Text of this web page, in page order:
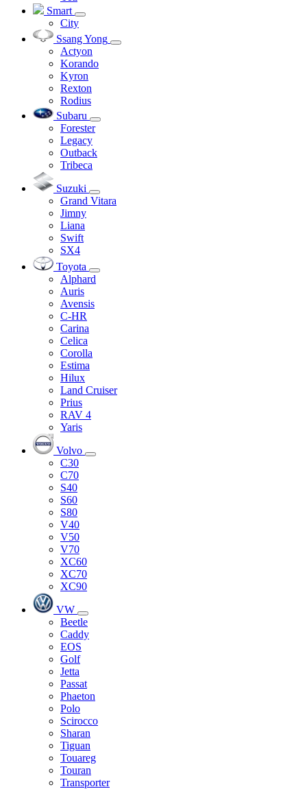
Smart
City
Ssang Yong
Actyon
Korando
Kyron
Rexton
Rodius
Subaru
Forester
Legacy
Outback
Tribeca
Suzuki
Grand Vitara
Jimny
Liana
Swift
SX4
Toyota
Alphard
Auris
Avensis
C-HR
Carina
Celica
Corolla
Estima
Hilux
Land Cruiser
Prius
RAV 4
Yaris
Volvo
C30
C70
S40
S60
S80
V40
V50
V70
XC60
XC70
XC90
VW
Beetle
Caddy
EOS
Golf
Jetta
Passat
Phaeton
Polo
Scirocco
Sharan
Tiguan
Touareg
Touran
Transporter